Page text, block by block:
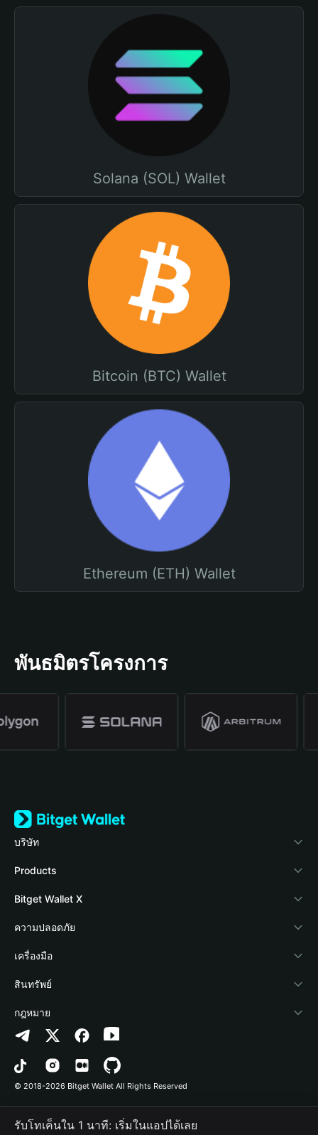
Solana (SOL) Wallet
Bitcoin (BTC) Wallet
Ethereum (ETH) Wallet
พันธมิตรโครงการ
บริษัท
เกี่ยวกับ Bitget Wallet
Blog
Academy
ข่าวสารด้านคริปโต
ศูนย์ช่วยเหลือ
ติดต่อเรา
ทรัพยากรข้อมูลของแบรนด์
อาชีพ
Products
Crypto Card
Stablecoin Earn
Payfi Crypto
Crypto Swap API
Altcoin Season Index
Prediction Markets
DApp
RWA
Bitget Wallet X
นักพัฒนา
เชื่อมต่อ Wallet
Bitget Wallet Pay
ลิสต์โปรเจกต์
ความปลอดภัย
Protection Fund
เทคโนโลยีความปลอดภัย
เครื่องมือ
ซื้อคริปโต
การตรวจจับการอนุญาต
การตรวจจับสัญญา
การโอนเป็นชุด
สินทรัพย์
Arbitrum
Avalanche
Bitcoin
Polygon
กฎหมาย
นโยบายความเป็นส่วนตัว
ข้อตกลงในการใช้บริการ
© 2018-2026 Bitget Wallet All Rights Reserved
รับโทเค็นใน 1 นาที: เริ่มในแอปได้เลย